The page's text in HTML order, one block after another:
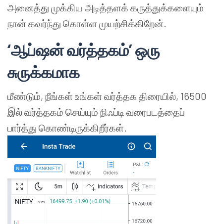
அனைத்து முக்கிய அடித்தளக் கருத்துக்களையும்
நான் கவர்ந்து கொள்ள முயற்சிக்கிறேன்.
‘ஆப்ஷன் வர்த்தகம்’ ஒரு
சுருக்கமாக
மீண்டும், நீங்கள் உங்கள் வர்த்தக திரையில், 16500
இல் வர்த்தகம் செய்யும் நிஃப்டி வரைபடத்தைப்
பார்த்து கொண்டிருக்கிறீர்கள்.